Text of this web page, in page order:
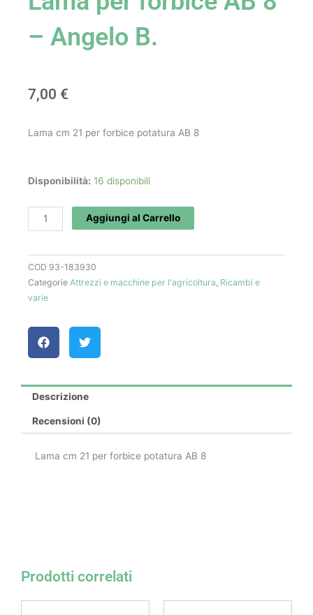
– Angelo B.
7,00 €
Lama cm 21 per forbice potatura AB 8
Disponibilità: 16 disponibili
Lama
forbice
AB
-
Angelo
B.
Aggiungi al Carrello
COD 93-183930
Categorie Attrezzi e macchine per l'agricoltura Ricambi e
varie
Descrizione
Recensioni (0)
Lama cm 21 per forbice potatura AB 8
Prodotti correlati